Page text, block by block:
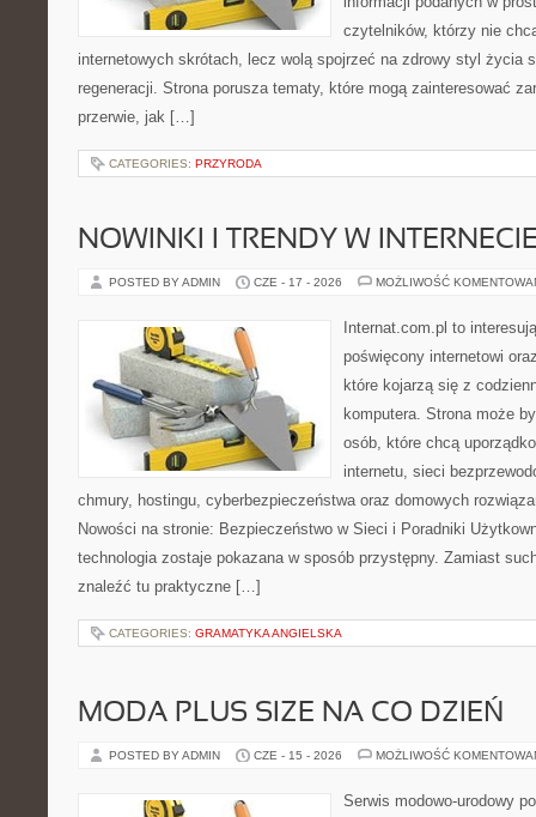
czytelników, którzy nie
internetowych skrótach, lecz wolą spojrzeć na zdrowy styl życia
regeneracji. Strona porusza tematy, które mogą zainteresować
przerwie, jak […]
CATEGORIES: PRZYRODA
NOWINKI I TRENDY W
POSTED BY ADMIN CZE - 17 - 2026 MOŻLIWOŚĆ
Internat.com.pl to
poświęcony internetowi
które kojarzą się z
komputera. Strona może
osób, które chcą
internetu, sieci
chmury, hostingu, cyberbezpieczeństwa oraz domowych
Nowości na stronie: Bezpieczeństwo w Sieci i Poradniki
technologia zostaje pokazana w sposób przystępny. Zamiast
znaleźć tu praktyczne […]
CATEGORIES: GRAMATYKA ANGIELSKA
MODA PLUS SIZE NA CO DZIEŃ
POSTED BY ADMIN CZE - 15 - 2026 MOŻLIWOŚĆ
Serwis modowo-urodowy